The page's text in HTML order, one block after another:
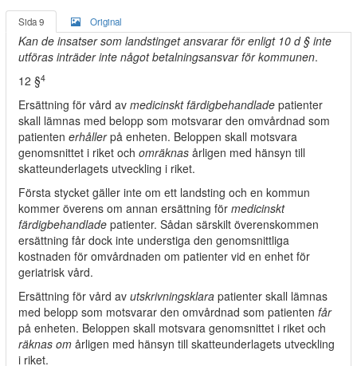
Sida 9 Original
Kan de insatser som landstinget ansvarar för enligt 10 d § inte
utföras inträder inte något betalningsansvar för kommunen.
12 §4
Ersättning för vård av medicinskt färdigbehandlade patienter
skall lämnas med belopp som motsvarar den omvårdnad som
patienten erhållerpå enheten. Beloppen skall motsvara
genomsnittet i riket och omräknas årligen med hänsyn till
skatteunderlagets utveckling i riket.
Första stycket gäller inte om ett landsting och en kommun
kommer överens om annan ersättning för medicinskt
färdigbehandlade patienter. Sådan särskilt överenskommen
ersättning får dock inte understiga den genomsnittliga
kostnaden för omvårdnaden om patienter vid en enhet för
geriatrisk vård.
Ersättning för vård av utskrivningsklara patienter skall lämnas
med belopp som motsvarar den omvårdnad som patienten får
på enheten. Beloppen skall motsvara genomsnittet i riket och
räknas om årligen med hänsyn till skatteunderlagets utveckling
i riket.